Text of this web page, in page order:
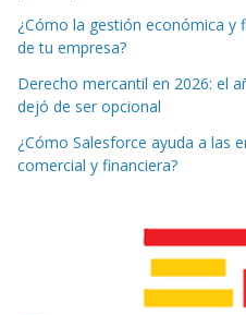
¿Cómo la gestión económica y
de tu empresa?
Derecho mercantil en 2026: el
dejó de ser opcional
¿Cómo Salesforce ayuda a las
comercial y financiera?